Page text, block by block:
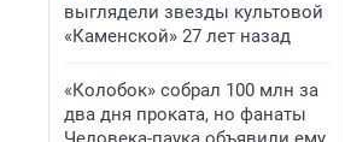
выглядели звезды культовой
«Каменской» 27 лет назад
«Колобок» собрал 100 млн за
два дня проката, но фанаты